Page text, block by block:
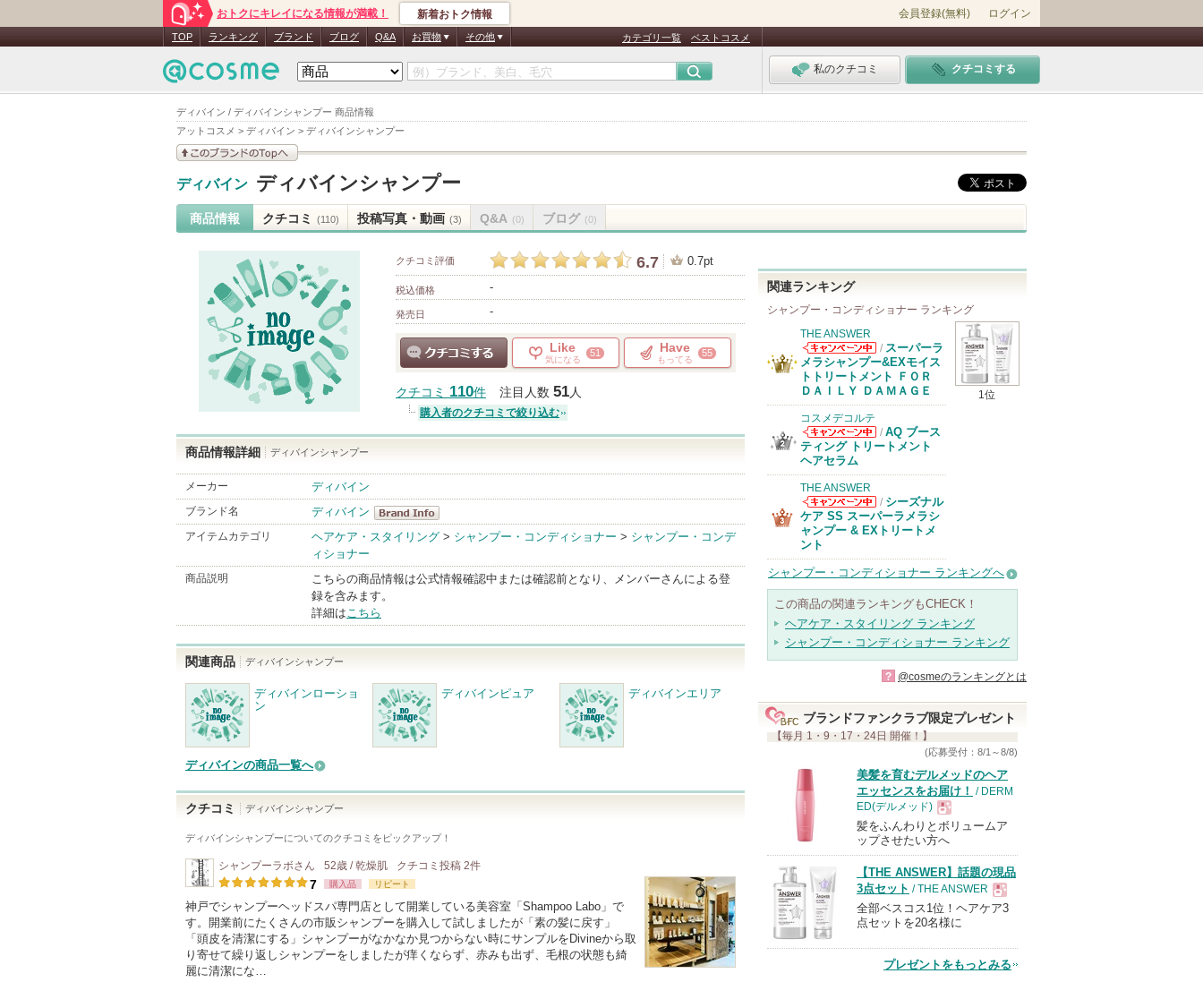
ディバイン / ディバインシャンプー 商品情報
アットコスメ > ディバイン > ディバインシャンプー
おトクにキレイになる情報が満載！ 新着おトク情報 会員登録(無料) ログイン
TOP ランキング ブランド ブログ Q&A お買物 その他 カテゴリ一覧 ベストコスメ
私のクチコミ クチコミする
このブランドの情報を
ディバイン ディバインシャンプー
商品情報 クチコミ (110) 投稿写真・動画 (3) Q&A (0) ブログ (0)
クチコミ評価 6.7 0.7pt
税込価格 -
発売日 -
Like
気になる
51 Have
もってる
55
クチコミ 110件 注目人数 51人
購入者のクチコミで絞り込む
商品情報詳細 ディバインシャンプー
メーカー ディバイン
ブランド名
ディバイン
ディバイン
アイテムカテゴリ ヘアケア・スタイリング > シャンプー・コンディショナー > シャンプー・コンデ
ィショナー
商品説明
こちらの商品情報は公式情報確認中または確認前となり、メンバーさんによる登
録を含みます。
詳細はこちら
関連商品 ディバインシャンプー
ディバインローショ
ン
ディバインピュア ディバインエリア
ディバインの商品一覧へ
クチコミ ディバインシャンプー
ディバインシャンプーについてのクチコミをピックアップ！
シャンプーラボさん 52歳 / 乾燥肌 クチコミ投稿 2件
7 購入品 リピート
神戸でシャンプーヘッドスパ専門店として開業している美容室「Shampoo Labo」で
す。開業前にたくさんの市販シャンプーを購入して試しましたが「素の髪に戻す」
「頭皮を清潔にする」シャンプーがなかなか見つからない時にサンプルをDivineから取
り寄せて繰り返しシャンプーをしましたが痒くならず、赤みも出ず、毛根の状態も綺
麗に清潔にな…
関連ランキング
シャンプー・コンディショナー ランキング
1位
THE ANSWER
THE ANSWER
からのお知らせ
があります
/ スーパーラ
メラシャンプー&EXモイス
トトリートメント ＦＯＲ
ＤＡＩＬＹ ＤＡＭＡＧＥ
コスメデコルテ
コスメデコルテ
からのお知らせ
/ AQ ブース
ティング トリートメント
ヘアセラム
THE ANSWER
THE ANSWER
からのお知らせ
があります
/ シーズナル
ケア SS スーパーラメラシ
ャンプー & EXトリートメ
ント
シャンプー・コンディショナー ランキングへ
この商品の関連ランキングもCHECK！
ヘアケア・スタイリング ランキング
シャンプー・コンディショナー ランキング
? @cosmeのランキングとは
ブランドファンクラブ限定プレゼント
【毎月 1・9・17・24日 開催！】
(応募受付：8/1～8/8)
美髪を育むデルメッドのヘア
エッセンスをお届け！ / DERM
ED(デルメッド)
現
品
髪をふんわりとボリュームア
ップさせたい方へ
【THE ANSWER】話題の現品
3点セット / THE ANSWER
現
品
全部ベスコス1位！ヘアケア3
点セットを20名様に
プレゼントをもっとみる